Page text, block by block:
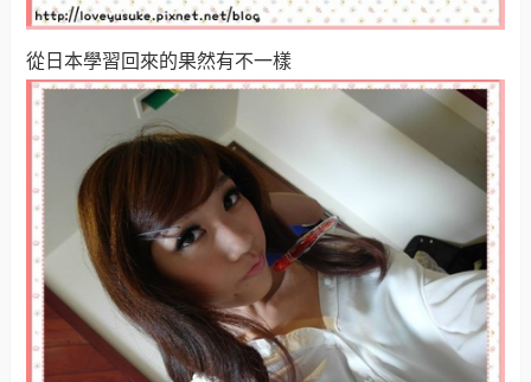
從日本學習回來的果然有不一樣